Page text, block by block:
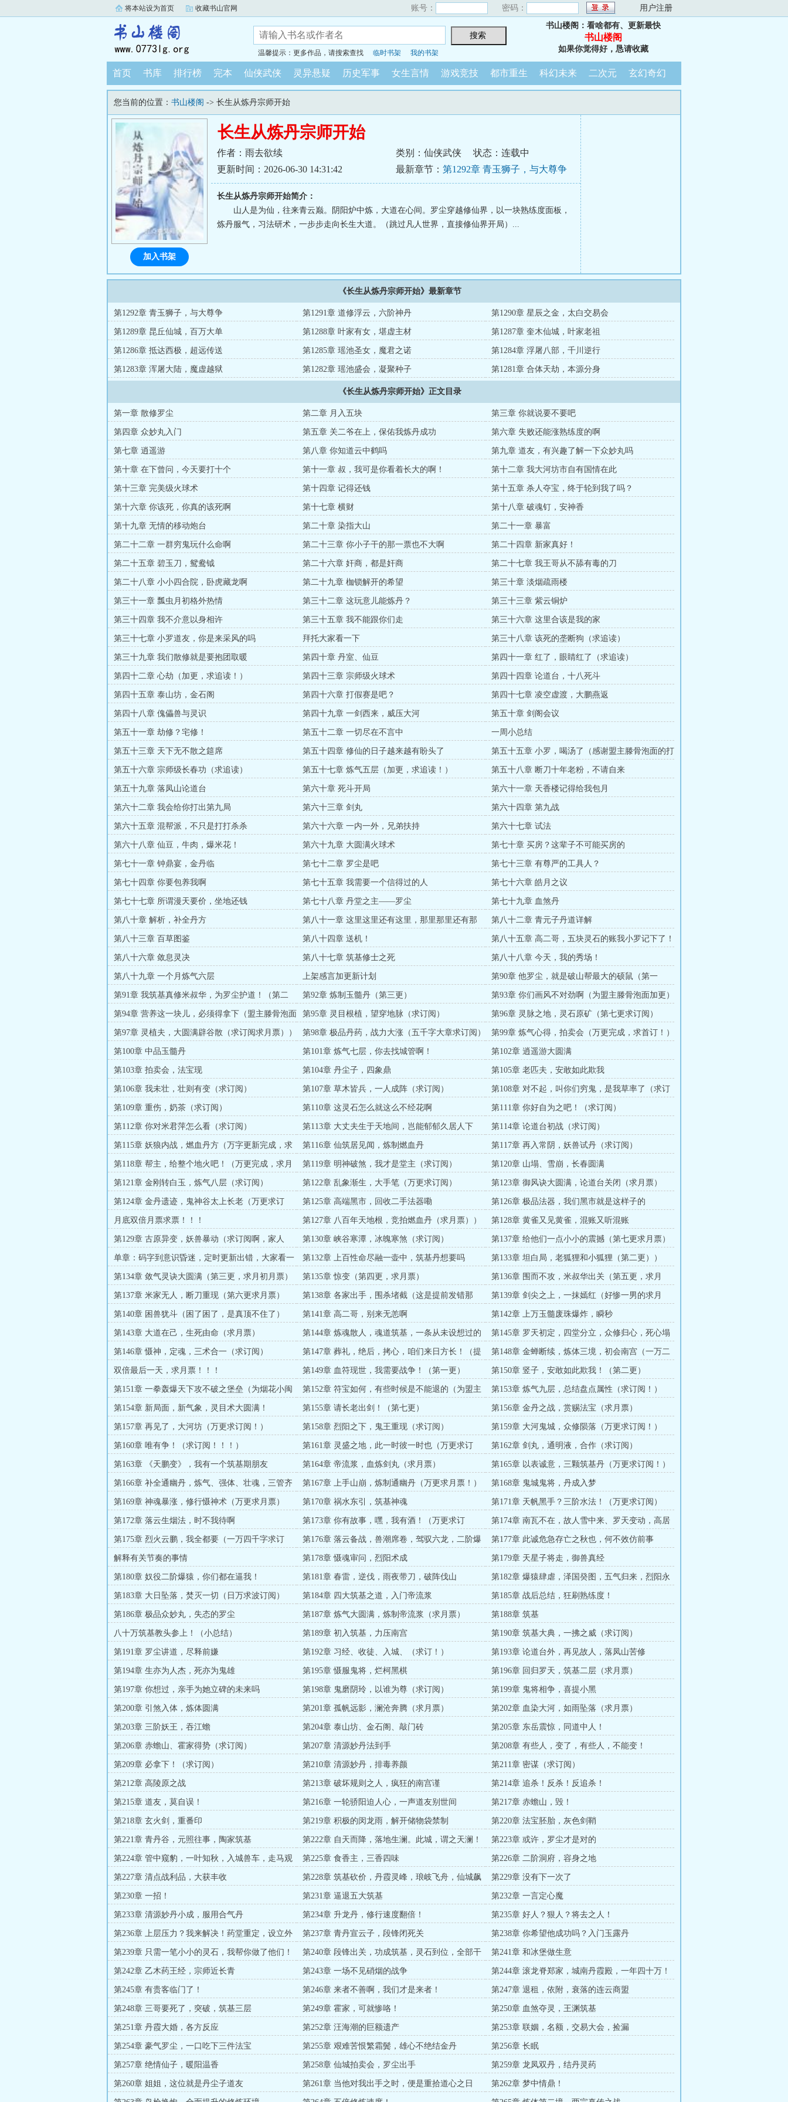
将本站设为首页 收藏书山官网 账号： 密码： 用户注册
温馨提示：更多作品，请搜索查找 临时书架 我的书架
书山楼阁：看啥都有、更新最快
书山楼阁
如果你觉得好，恳请收藏
首页 书库 排行榜 完本 仙侠武侠 灵异悬疑 历史军事 女生言情 游戏竞技 都市重生 科幻未来 二次元 玄幻奇幻
您当前的位置： 书山楼阁 -> 长生从炼丹宗师开始
长生从炼丹宗师开始
作者：雨去欲续 类别：仙侠武侠
状态：连载中
更新时间：2026-06-30 14:31:42
最新章节： 第1292章 青玉狮子，与大尊争
长生从炼丹宗师开始简介：
山人是为仙，往来青云巅。阴阳炉中炼，大道在心间。罗尘穿越修仙界，以一块熟练度面板，
炼丹服气，习法研术，一步步走向长生大道。（跳过凡人世界，直接修仙界开局）...
加入书架
《长生从炼丹宗师开始》最新章节
第1292章 青玉狮子，与大尊争 第1291章 道修浮云，六阶神丹 第1290章 星辰之金，太白交易会
第1289章 昆丘仙城，百万大单 第1288章 叶家有女，堪虚主材 第1287章 奎木仙城，叶家老祖
第1286章 抵达西极，超远传送 第1285章 瑶池圣女，魔君之诺 第1284章 浮屠八部，千川逆行
第1283章 浑屠大陆，魔虚越狱 第1282章 瑶池盛会，凝聚种子 第1281章 合体天劫，本源分身
《长生从炼丹宗师开始》正文目录
第一章 散修罗尘 第二章 月入五块 第三章 你就说要不要吧
第四章 众妙丸入门 第五章 关二爷在上，保佑我炼丹成功 第六章 失败还能涨熟练度的啊
第七章 逍遥游 第八章 你知道云中鹤吗 第九章 道友，有兴趣了解一下众妙丸吗
第十章 在下曾问，今天要打十个 第十一章 叔，我可是你看着长大的啊！ 第十二章 我大河坊市自有国情在此
第十三章 完美级火球术 第十四章 记得还钱 第十五章 杀人夺宝，终于轮到我了吗？
第十六章 你该死，你真的该死啊 第十七章 横财 第十八章 破魂钉，安神香
第十九章 无情的移动炮台 第二十章 染指大山 第二十一章 暴富
第二十二章 一群穷鬼玩什么命啊 第二十三章 你小子干的那一票也不大啊 第二十四章 新家真好！
第二十五章 碧玉刀，鸳鸯钺 第二十六章 奸商，都是奸商 第二十七章 我王哥从不舔有毒的刀
第二十八章 小小四合院，卧虎藏龙啊 第二十九章 枷锁解开的希望 第三十章 淡烟疏雨楼
第三十一章 瓢虫月初格外热情 第三十二章 这玩意儿能炼丹？ 第三十三章 紫云铜炉
第三十四章 我不介意以身相许 第三十五章 我不能跟你们走 第三十六章 这里合该是我的家
第三十七章 小罗道友，你是来采风的吗 拜托大家看一下 第三十八章 该死的垄断狗（求追读）
第三十九章 我们散修就是要抱团取暖 第四十章 丹室、仙豆 第四十一章 红了，眼睛红了（求追读）
第四十二章 心劫（加更，求追读！） 第四十三章 宗师级火球术 第四十四章 论道台，十八死斗
第四十五章 泰山坊，金石阁 第四十六章 打假赛是吧？ 第四十七章 凌空虚渡，大鹏燕返
第四十八章 傀儡兽与灵识 第四十九章 一剑西来，威压大河 第五十章 剑阁会议
第五十一章 劫修？宅修！ 第五十二章 一切尽在不言中 一周小总结
第五十三章 天下无不散之筵席 第五十四章 修仙的日子越来越有盼头了
第五十五章 小罗，喝汤了（感谢盟主滕骨泡面的打
赏）
第五十六章 宗师级长春功（求追读） 第五十七章 炼气五层（加更，求追读！） 第五十八章 断刀十年老粉，不请自来
第五十九章 落凤山论道台 第六十章 死斗开局 第六十一章 天香楼记得给我包月
第六十二章 我会给你打出第九局 第六十三章 剑丸 第六十四章 第九战
第六十五章 混帮派，不只是打打杀杀 第六十六章 一内一外，兄弟扶持 第六十七章 试法
第六十八章 仙豆，牛肉，爆米花！ 第六十九章 大圆满火球术 第七十章 买房？这辈子不可能买房的
第七十一章 钟鼎宴，金丹临 第七十二章 罗尘是吧 第七十三章 有尊严的工具人？
第七十四章 你要包养我啊 第七十五章 我需要一个信得过的人 第七十六章 皓月之议
第七十七章 所谓漫天要价，坐地还钱 第七十八章 丹堂之主——罗尘 第七十九章 血煞丹
第八十章 解析，补全丹方
第八十一章 这里这里还有这里，那里那里还有那
里！
第八十二章 青元子丹道详解
第八十三章 百草图鉴 第八十四章 送机！ 第八十五章 高二哥，五块灵石的账我小罗记下了！
第八十六章 敛息灵决 第八十七章 筑基修士之死 第八十八章 今天，我的秀场！
第八十九章 一个月炼气六层 上架感言加更新计划
第90章 他罗尘，就是破山帮最大的硕鼠（第一
更））
第91章 我筑基真修米叔华，为罗尘护道！（第二
更））
第92章 炼制玉髓丹（第三更） 第93章 你们画风不对劲啊（为盟主滕骨泡面加更）
第94章 营养这一块儿，必须得拿下（盟主滕骨泡面
加更）））
第95章 灵目根植，望穿地脉（求订阅） 第96章 灵脉之地，灵石原矿（第七更求订阅）
第97章 灵植夫，大圆满辟谷散（求订阅求月票）） 第98章 极品丹药，战力大涨（五千字大章求订阅） 第99章 炼气心得，拍卖会（万更完成，求首订！）
第100章 中品玉髓丹 第101章 炼气七层，你去找城管啊！ 第102章 逍遥游大圆满
第103章 拍卖会，法宝现 第104章 丹尘子，四象鼎 第105章 老匹夫，安敢如此欺我
第106章 我未壮，壮则有变（求订阅） 第107章 草木皆兵，一人成阵（求订阅）
第108章 对不起，叫你们穷鬼，是我草率了（求订
阅））
第109章 重伤，奶茶（求订阅） 第110章 这灵石怎么就这么不经花啊 第111章 你好自为之吧！（求订阅）
第112章 你对米君萍怎么看（求订阅） 第113章 大丈夫生于天地间，岂能郁郁久居人下 第114章 论道台初战（求订阅）
第115章 妖狼内战，燃血丹方（万字更新完成，求
订阅）
第116章 仙筑居见闻，炼制燃血丹 第117章 再入常阴，妖兽试丹（求订阅）
第118章 帮主，给整个地火吧！（万更完成，求月
票）
第119章 明神破煞，我才是堂主（求订阅） 第120章 山塌、雪崩，长春圆满
第121章 金刚转白玉，炼气八层（求订阅） 第122章 乱象渐生，大手笔（万更求订阅） 第123章 御风诀大圆满，论道台关闭（求月票）
第124章 金丹遗迹，鬼神谷太上长老（万更求订
阅））
第125章 高端黑市，回收二手法器嘞 第126章 极品法器，我们黑市就是这样子的
月底双倍月票求票！！！ 第127章 八百年天地根，竞拍燃血丹（求月票）） 第128章 黄雀又见黄雀，混账又听混账
第129章 古原异变，妖兽暴动（求订阅啊，家人
们）
第130章 峡谷寒潭，冰魄寒煞（求订阅） 第137章 给他们一点小小的震撼（第七更求月票）
单章：码字到意识昏迷，定时更新出错，大家看一
下
第132章 上百性命尽融一壶中，筑基丹想要吗 第133章 坦白局，老狐狸和小狐狸（第二更））
第134章 敛气灵诀大圆满（第三更，求月初月票） 第135章 惊变（第四更，求月票）
第136章 围而不攻，米叔华出关（第五更，求月
票！）
第137章 米家无人，断刀重现（第六更求月票）
第138章 各家出手，围杀堵截（这是提前发错那
章，希望能有人订阅一下
第139章 剑尖之上，一抹嫣红（好惨一男的求月
票）
第140章 困兽犹斗（困了困了，是真顶不住了） 第141章 高二哥，别来无恙啊 第142章 上万玉髓废珠爆炸，瞬秒
第143章 大道在己，生死由命（求月票）
第144章 炼魂散人，魂道筑基，一条从未设想过的
路
第145章 罗天初定，四堂分立，众修归心，死心塌
地
第146章 慑神，定魂，三术合一（求订阅）
第147章 葬礼，绝后，拷心，咱们来日方长！（提
前为盟主烟花小闽贺！）
第148章 金蝉断续，炼体三境，初会南宫（一万二
大章求订月票）
双倍最后一天，求月票！！！ 第149章 血符现世，我需要战争！（第一更） 第150章 竖子，安敢如此欺我！（第二更）
第151章 一拳轰爆天下攻不破之堡垒（为烟花小闽
盟主加更！）
第152章 符宝如何，有些时候是不能退的（为盟主
烟花小闽加更！）
第153章 炼气九层，总结盘点属性（求订阅！）
第154章 新局面，新气象，灵目术大圆满！ 第155章 请长老出剑！（第七更） 第156章 金丹之战，赏赐法宝（求月票）
第157章 再见了，大河坊（万更求订阅！） 第158章 烈阳之下，鬼王重现（求订阅） 第159章 大河鬼城，众修陨落（万更求订阅！）
第160章 唯有争！（求订阅！！！）
第161章 灵盛之地，此一时彼一时也（万更求订
阅！）
第162章 剑丸，通明液，合作（求订阅）
第163章 《天鹏变》，我有一个筑基期朋友 第164章 帝流浆，血炼剑丸（求月票） 第165章 以表诚意，三颗筑基丹（万更求订阅！）
第166章 补全通幽丹，炼气、强体、壮魂，三管齐
下！
第167章 上手山崩，炼制通幽丹（万更求月票！） 第168章 鬼城鬼将，丹成入梦
第169章 神魂暴涨，修行慑神术（万更求月票） 第170章 祸水东引，筑基神魂 第171章 天帆黑手？三阶水法！（万更求订阅）
第172章 落云生烟法，时不我待啊
第173章 你有故事，嘿，我有酒！（万更求订
阅））
第174章 南瓦不在，故人雪中来、罗天变动，高居
太上
第175章 烈火云鹏，我全都要（一万四千字求订
阅）
第176章 落云备战，兽潮席卷，驾驭六龙，二阶爆
猿（万字大章求订阅）
第177章 此诚危急存亡之秋也，何不效仿前事
解释有关节奏的事情 第178章 慑魂审问，烈阳术成 第179章 天星子将走，御兽真经
第180章 奴役二阶爆猿，你们都在逼我！ 第181章 春雷，逆伐，雨夜带刀，破阵伐山
第182章 爆猿肆虐，泽国癸图，五气归来，烈阳永
恒
第183章 大日坠落，焚灭一切（日万求波订阅） 第184章 四大筑基之道，入门帝流浆 第185章 战后总结，狂刷熟练度！
第186章 极品众妙丸，失态的罗尘 第187章 炼气大圆满，炼制帝流浆（求月票） 第188章 筑基
八十万筑基教头参上！（小总结） 第189章 初入筑基，力压南宫 第190章 筑基大典，一拂之威（求订阅）
第191章 罗尘讲道，尽释前嫌 第192章 习经、收徒、入城、（求订！） 第193章 论道台外，再见故人，落凤山苦修
第194章 生亦为人杰，死亦为鬼雄 第195章 慑服鬼将，烂柯黑棋 第196章 回归罗天，筑基二层（求月票）
第197章 你想过，亲手为她立碑的未来吗 第198章 鬼磨阴玲，以谁为尊（求订阅） 第199章 鬼将相争，喜提小黑
第200章 引煞入体，炼体圆满 第201章 孤帆远影，澜沧奔腾（求月票） 第202章 血染大河，如雨坠落（求月票）
第203章 三阶妖王，吞江蟾 第204章 泰山坊、金石阁、敲门砖 第205章 东岳震惊，同道中人！
第206章 赤蟾山、霍家得势（求订阅） 第207章 清源妙丹法到手 第208章 有些人，变了，有些人，不能变！
第209章 必拿下！（求订阅） 第210章 清源妙丹，排毒养颜 第211章 密谋（求订阅）
第212章 高陵原之战 第213章 破坏规则之人，疯狂的南宫谨 第214章 追杀！反杀！反追杀！
第215章 道友，莫自误！ 第216章 一轮骄阳迫人心，一声道友别世间 第217章 赤蟾山，毁！
第218章 玄火剑，重番印 第219章 积极的闵龙雨，解开储物袋禁制 第220章 法宝胚胎，灰色剑鞘
第221章 青丹谷，元照往事，陶家筑基 第222章 自天而降，落地生澜。此城，谓之天澜！ 第223章 或许，罗尘才是对的
第224章 管中窥豹，一叶知秋，入城兽车，走马观
花
第225章 食香主，三香四味 第226章 二阶洞府，容身之地
第227章 清点战利品，大获丰收
第228章 筑基砍价，丹霞灵峰，琅岐飞舟，仙城飙
车
第229章 没有下一次了
第230章 一招！ 第231章 逼退五大筑基 第232章 一言定心魔
第233章 清源妙丹小成，服用合气丹 第234章 升龙丹，修行速度翻倍！ 第235章 好人？狠人？将去之人！
第236章 上层压力？我来解决！药堂重定，设立外
门
第237章 青丹宣云子，段锋闭死关 第238章 你希望他成功吗？入门玉露丹
第239章 只需一笔小小的灵石，我帮你做了他们！
第240章 段锋出关，功成筑基，灵石到位，全部干
碎。
第241章 和冰堡做生意
第242章 乙木药王经，宗师近长青 第243章 一场不见硝烟的战争 第244章 滚龙脊郑家，城南丹霞殿，一年四十万！
第245章 有贵客临门了！ 第246章 来者不善啊，我们才是来者！ 第247章 退租，依附，衰落的连云商盟
第248章 三哥要死了，突破，筑基三层 第249章 霍家，可就惨咯！ 第250章 血煞夺灵，王渊筑基
第251章 丹霞大婚，各方反应 第252章 汪海潮的巨额遗产 第253章 联姻，名额，交易大会，捡漏
第254章 豪气罗尘，一口吃下三件法宝 第255章 艰难苦恨繁霜鬓，雄心不绝结金丹 第256章 长眠
第257章 绝情仙子，暖阳温香 第258章 仙城拍卖会，罗尘出手 第259章 龙凤双丹，结丹灵药
第260章 姐姐，这位就是丹尘子道友 第261章 当他对我出手之时，便是重拾道心之日 第262章 梦中情鼎！